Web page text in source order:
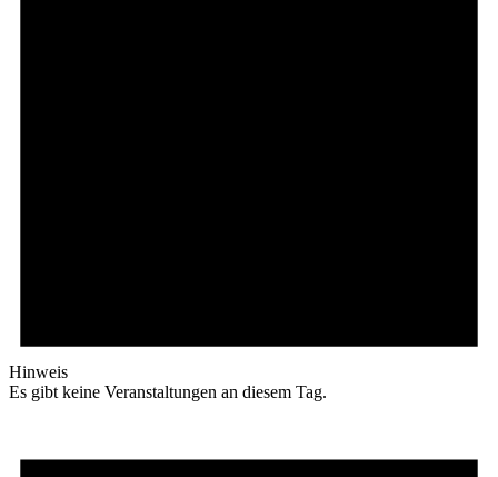
Hinweis
Es gibt keine Veranstaltungen an diesem Tag.